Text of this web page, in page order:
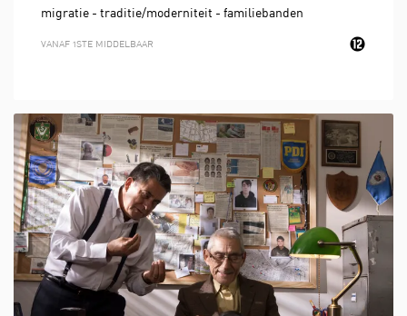
migratie - traditie/moderniteit - familiebanden
VANAF 1STE MIDDELBAAR